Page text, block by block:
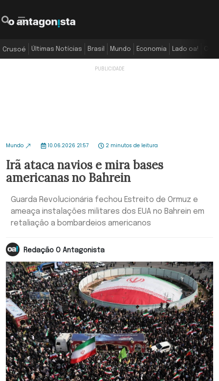
Crusoé Últimas Notícias Brasil Mundo Economia Lado oa!
Mundo 10.06.2026 21:57 2 minutos de leitura
Irã ataca navios e mira bases
americanas no Bahrein
Guarda Revolucionária fechou Estreito de Ormuz e
ameaça instalações militares dos EUA no Bahrein em
retaliação a bombardeios americanos
Redação O Antagonista